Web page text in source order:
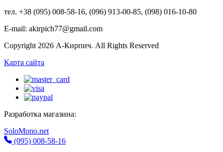
тел. +38 (095) 008-58-16, (096) 913-00-85, (098) 016-10-80
E-mail: akirpich77@gmail.com
Copyright 2026 А-Кирпич. All Rights Reserved
Карта сайта
Разработка магазина:
SoloMono.net
(095) 008-58-16